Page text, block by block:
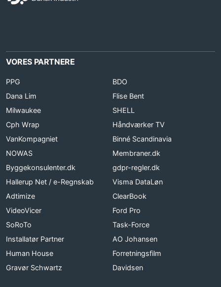
VORES PARTNERE
PPG
BDO
Dana Lim
Flise Bent
Milwaukee
SHELL
Cph Wrap
Håndværker TV
VanKompagniet
Binné Scandinavia
NOWAS
Membraner.dk
Byggekonsulenter.dk
gdpr-regler.dk
Hallerup Net / e-Regnskab
Visma DataLøn
Adtimize
ClearBook
VideoVicer
Ford Pro
SoRoTo
Task-Force
Installatør Partner
AO Johansen
Human House
Forretningsfilm
Gravør Schwartz
Davidsen